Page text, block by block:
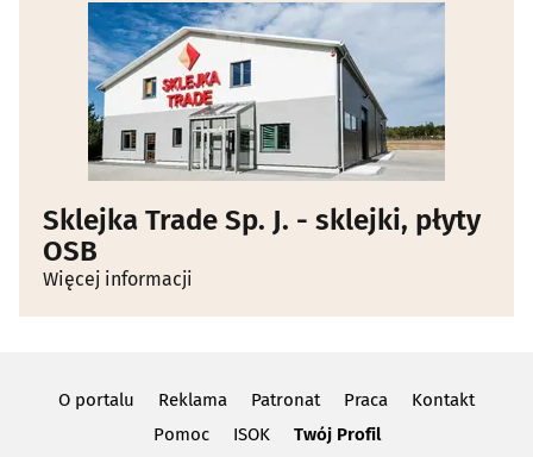
Zwierzęta(30)
Zwierzęta - szkolenie(4)
Sklejka Trade Sp. J. - sklejki, płyty
OSB
Więcej informacji
O portalu Reklama Patronat Praca
Kontakt
Pomoc
ISOK Twój Profil